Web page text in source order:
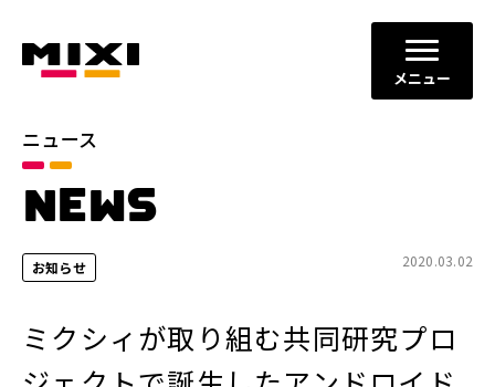
メニュー
ニュース
NEWS
お知らせ 2020.03.02
ミクシィが取り組む共同研究プロ
カテゴリ
お知らせ
2026年 2025年